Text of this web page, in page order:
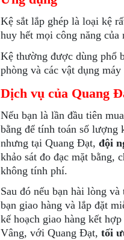
Kệ sắt lắp ghép là loại kệ
huy hết mọi công năng của
Kệ thường được dùng phổ
phòng và các vật dụng
Dịch vụ của Quang
Nếu bạn là lần đầu tiên
bằng để tính toán số lượng
nhưng tại Quang Đạt,đội
khảo sát đo đạc mặt bằng,
không tính phí.
Sau đó nếu bạn hài lòng
bạn giao hàng và lắp đặt
kế hoạch giao hàng kết
Vâng, với Quang Đạt,tối